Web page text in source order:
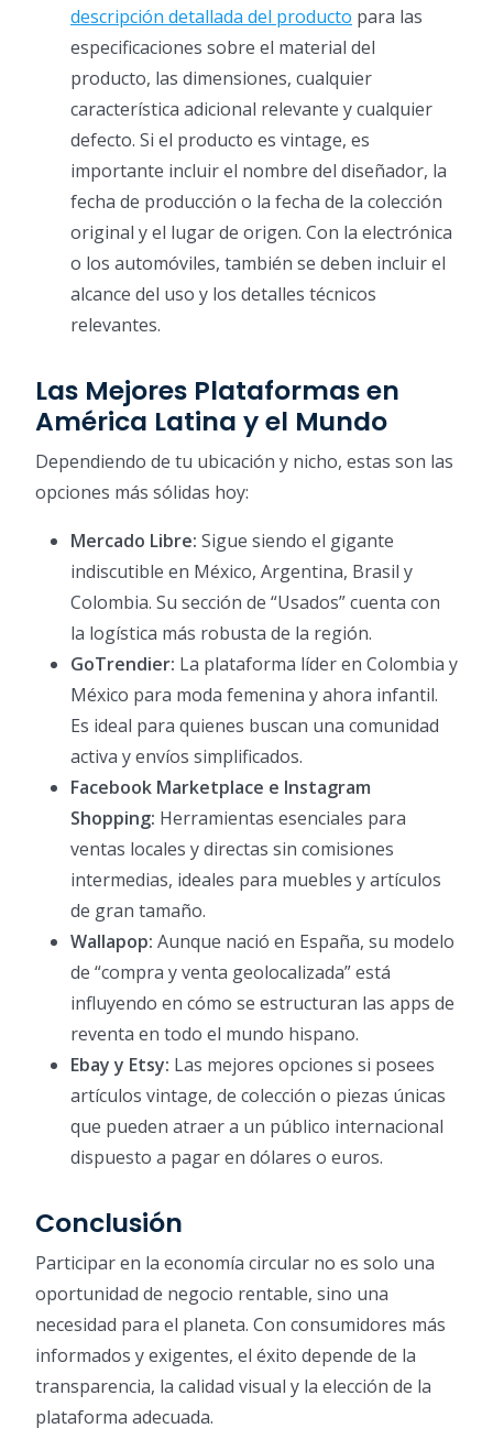
descripción detallada del producto para las
especificaciones sobre el material del
producto, las dimensiones, cualquier
característica adicional relevante y cualquier
defecto. Si el producto es vintage, es
importante incluir el nombre del diseñador, la
fecha de producción o la fecha de la colección
original y el lugar de origen. Con la electrónica
o los automóviles, también se deben incluir el
alcance del uso y los detalles técnicos
relevantes.
Las Mejores Plataformas en
América Latina y el Mundo
Dependiendo de tu ubicación y nicho, estas son las
opciones más sólidas hoy:
Mercado Libre: Sigue siendo el gigante
indiscutible en México, Argentina, Brasil y
Colombia. Su sección de “Usados” cuenta con
la logística más robusta de la región.
GoTrendier: La plataforma líder en Colombia y
México para moda femenina y ahora infantil.
Es ideal para quienes buscan una comunidad
activa y envíos simplificados.
Facebook Marketplace e Instagram
Shopping: Herramientas esenciales para
ventas locales y directas sin comisiones
intermedias, ideales para muebles y artículos
de gran tamaño.
Wallapop: Aunque nació en España, su modelo
de “compra y venta geolocalizada” está
influyendo en cómo se estructuran las apps de
reventa en todo el mundo hispano.
Ebay y Etsy: Las mejores opciones si posees
artículos vintage, de colección o piezas únicas
que pueden atraer a un público internacional
dispuesto a pagar en dólares o euros.
Conclusión
Participar en la economía circular no es solo una
oportunidad de negocio rentable, sino una
necesidad para el planeta. Con consumidores más
informados y exigentes, el éxito depende de la
transparencia, la calidad visual y la elección de la
plataforma adecuada.